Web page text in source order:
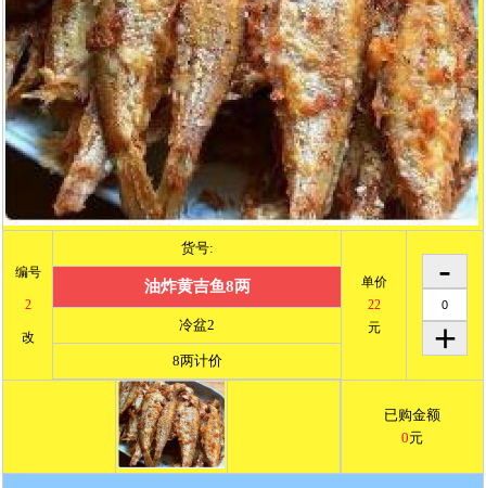
编号
2
改
货号:
油炸黄吉鱼8两
冷盆2
8两计价
单价
22
元
已购金额
0元